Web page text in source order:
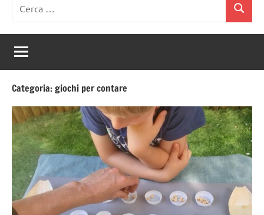
per:
Cerca
Categoria:giochi per contare